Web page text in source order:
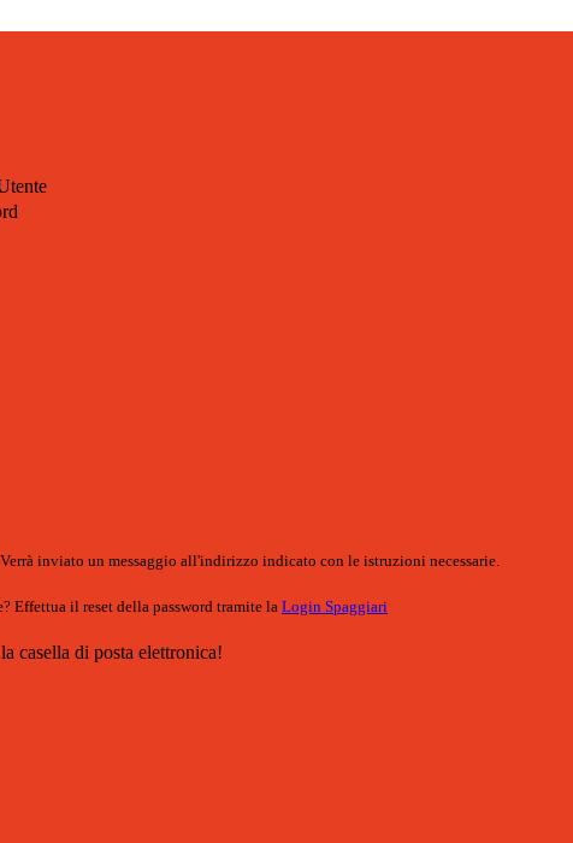
Verrà inviato un messaggio all'indirizzo indicato con le istruzioni necessarie.
Effettua il reset della password tramite la Login Spaggiari
casella di posta elettronica!